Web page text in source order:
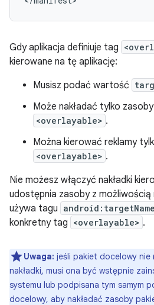
Gdy aplikacja definiuje tag
kierowane na tę aplikację:
Musisz podać wartość
Może nakładać tylko
<overlayable> .
Można kierować reklamy
<overlayable> .
Nie możesz włączyć nakładki
udostępnia zasoby z możliwością
używa tagu android:targetName
konkretny tag <overlayable> .
Uwaga: jeśli pakiet docelowy nie
nakładki, musi ona być wstępnie
systemu lub podpisana tym samym
docelowy, aby nakładać zasoby